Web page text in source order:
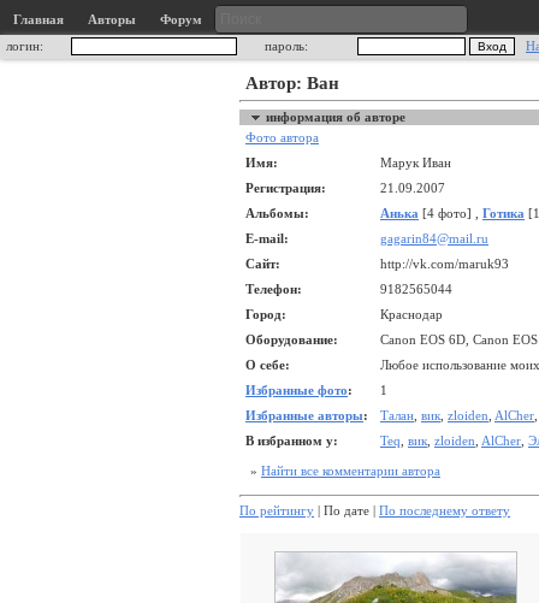
Главная Авторы
Форум
логин:
пароль:
Автор: Ван
информация об авторе
Фото автора
Имя:
Марук Иван
Регистрация:
21.09.2007
Альбомы:
Анька [4 фото] , Готика
E-mail:
gagarin84@mail.ru
Сайт:
http://vk.com/maruk93
Телефон:
9182565044
Город:
Краснодар
Оборудование:
Canon EOS 6D, Canon
О себе:
Любое использование
Избранные фото:
1
Избранные авторы: Талан вик zloiden AlCher
В избранном у:
Teq вик zloiden AlCher
» Найти все комментарии автора
По рейтингу | По дате | По последнему ответу